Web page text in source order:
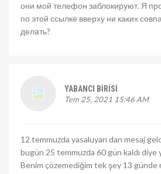
они мой телефон заблокируют. Я
по этой ссылке вверху ни каких
делать?
YABANCI BIRISI
Tem 25, 2021 15:46 AM
12 temmuzda yasaluyarı dan mesaj
bugün 25 temmuzda 60 gün kaldı diye
Benim çözemediğim tek şey 13 günde